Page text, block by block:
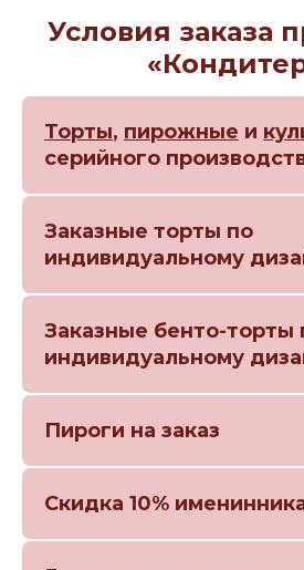
Условия заказа
Торты, пирожные и
серийного
Заказные торты по
индивидуальному
Заказные бенто-торты
индивидуальному
Пироги на заказ
Скидка 10%